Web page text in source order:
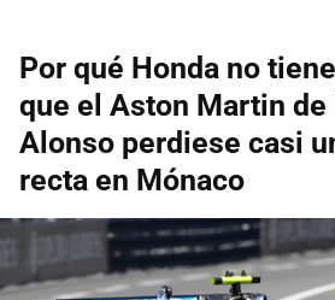
Por qué Honda no
que el Aston Martin de
Alonso perdiese casi
recta en Mónaco